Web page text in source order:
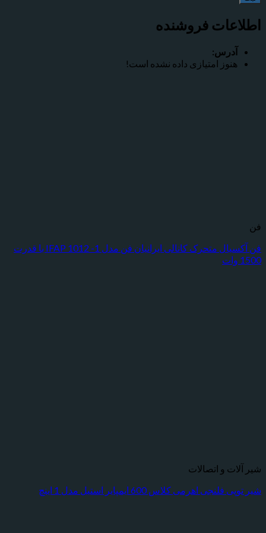
فروشنده
امتیازی داده نشده است!
فن آکسیال متحرک کانالی ایرانیان فن مدل IFAP 1012 -1 با قدرت
و اتصالات
اهرمی کلاس 600 ایمپایر استیل مدل 1 اینچ